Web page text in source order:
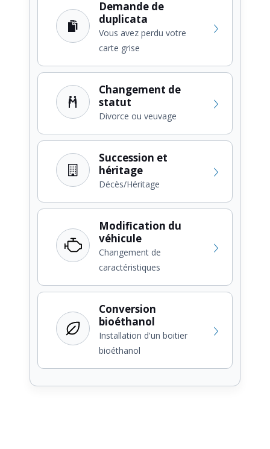
Demande de
duplicata
Vous avez perdu votre
carte grise
Changement de
statut
Divorce ou veuvage
Succession et
héritage
Décès/Héritage
Modification du
véhicule
Changement de
caractéristiques
Conversion
bioéthanol
Installation d'un boitier
bioéthanol